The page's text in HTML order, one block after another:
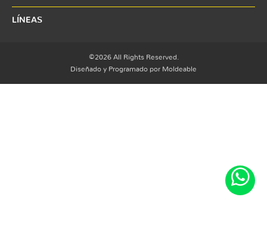
LÍNEAS
©2026 All Rights Reserved.
Diseñado y Programado por Moldeable